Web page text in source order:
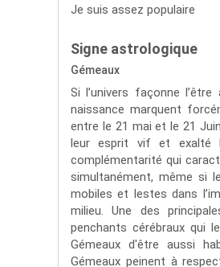
Je suis assez populaire
Signe astrologique
Gémeaux
Si l’univers façonne
naissance marquent
entre le 21 mai et le 21
leur esprit vif et exalté
complémentarité qui
simultanément, même si
mobiles et lestes dans
milieu. Une des
penchants cérébraux qui
Gémeaux d'être aussi
Gémeaux peinent à